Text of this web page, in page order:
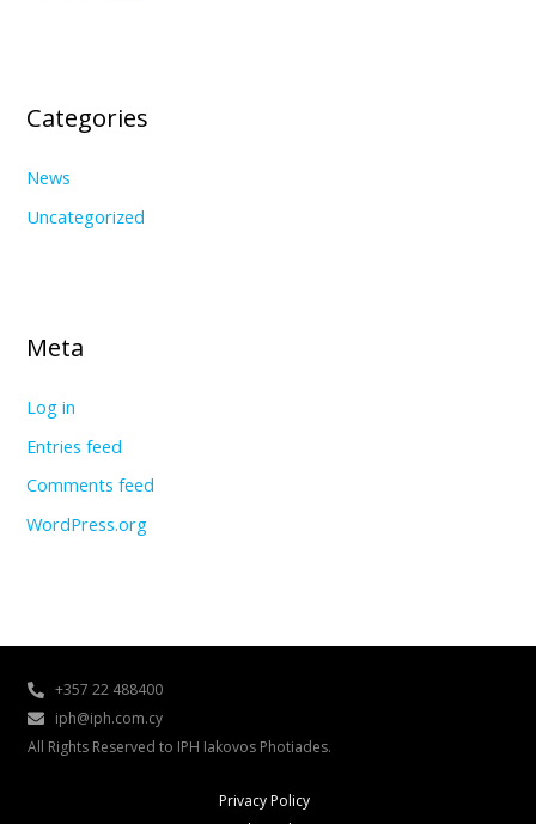
Categories
News
Uncategorized
Meta
Log in
Entries feed
Comments feed
WordPress.org
+357 22 488400
iph@iph.com.cy
All Rights Reserved to IPH Iakovos Photiades.
Privacy Policy